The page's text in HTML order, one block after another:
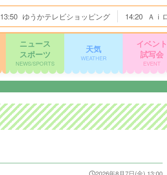
13:50 ゆうかテレビショッピング 14:20 Ａｉ
ニュース
スポーツ
NEWS/SPORTS
天気
WEATHER
イベント
試写会
EVENT